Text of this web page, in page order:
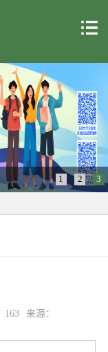
1 2 3
163 来源：